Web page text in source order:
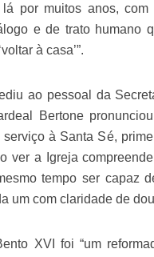
lá por muitos anos,
e de trato humano
à casa’”.
ao pessoal da
Bertone
à Santa Sé,
ver a Igreja
tempo ser capaz
um com claridade de
XVI foi “um